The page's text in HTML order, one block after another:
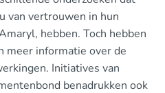
van vertrouwen in hun
hebben. Toch hebben
meer informatie over de
Initiatives van
benadrukken ook